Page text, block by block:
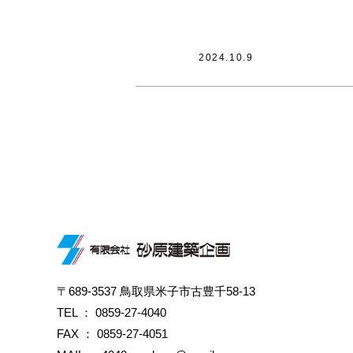
2024.10.9
〒689-3537 鳥取県米子市古豊千58-13
TEL ： 0859-27-4040
FAX ： 0859-27-4051